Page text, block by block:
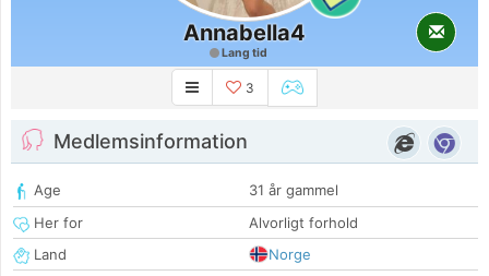
Annabella4
Lang tid
3
Medlemsinformation
Age
31 år gammel
Her for
Alvorligt forhold
Land
Norge